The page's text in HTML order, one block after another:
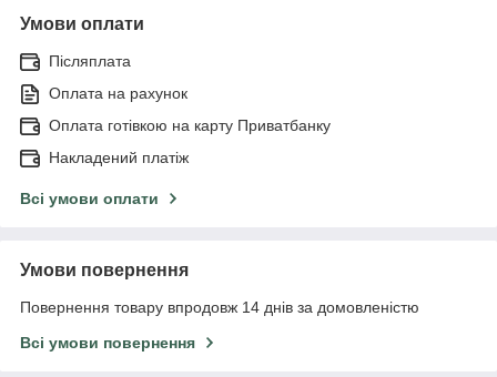
Умови оплати
Післяплата
Оплата на рахунок
Оплата готівкою на карту Приватбанку
Накладений платіж
Всі умови оплати
Умови повернення
Повернення товару впродовж 14 днів за домовленістю
Всі умови повернення